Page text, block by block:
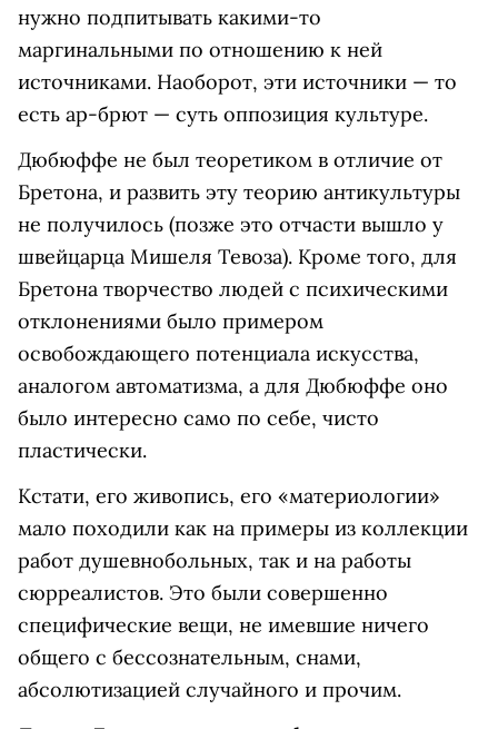
нужно подпитывать какими-то
маргинальными по отношению к ней
источниками. Наоборот, эти источники — то
есть ар-брют — суть оппозиция культуре.
Дюбюффе не был теоретиком в отличие от
Бретона, и развить эту теорию антикультуры
не получилось (позже это отчасти вышло у
швейцарца Мишеля Тевоза). Кроме того, для
Бретона творчество людей с психическими
отклонениями было примером
освобождающего потенциала искусства,
аналогом автоматизма, а для Дюбюффе оно
было интересно само по себе, чисто
пластически.
Кстати, его живопись, его «материологии»
мало походили как на примеры из коллекции
работ душевнобольных, так и на работы
сюрреалистов. Это были совершенно
специфические вещи, не имевшие ничего
общего с бессознательным, снами,
абсолютизацией случайного и прочим.